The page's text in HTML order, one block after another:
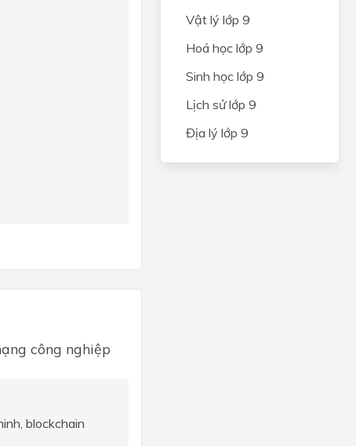
công nghiệp
blockchain
Vật lý lớp 9
Hoá học lớp 9
Sinh học lớp 9
Lịch sử lớp 9
Địa lý lớp 9